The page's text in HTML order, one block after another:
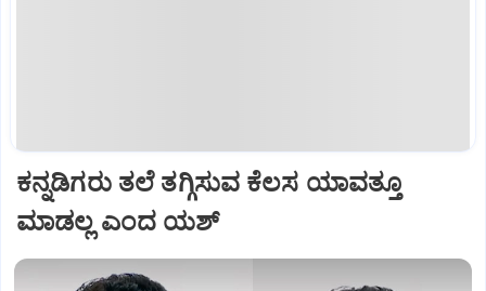
ಕನ್ನಡಿಗರು ತಲೆ ತಗ್ಗಿಸುವ ಕೆಲಸ ಯಾವತ್ತೂ
ಮಾಡಲ್ಲ ಎಂದ ಯಶ್